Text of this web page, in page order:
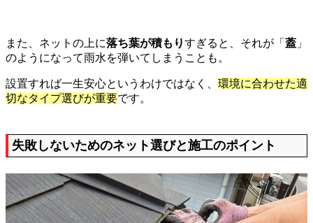
また、ネットの上に落ち葉が積もりすぎると、それが「 蓋 」
のようになって雨水を弾いてしまうことも。
設置すれば一生安心というわけではなく、 環境に合わせた適
切なタイプ選びが重要です。
失敗しないためのネット選びと施工のポイント